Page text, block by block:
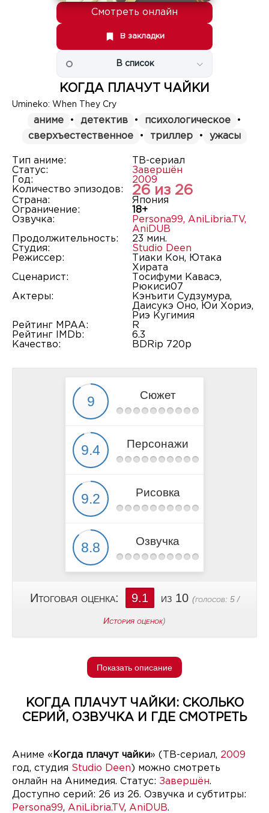
Смотреть онлайн
В закладки
В список
КОГДА ПЛАЧУТ ЧАЙКИ
Umineko: When They Cry
аниме • детектив • психологическое
•
сверхъестественное
• триллер • ужасы
Тип аниме:
ТВ-сериал
Статус:
Завершён
Год:
2009
Количество эпизодов:
26 из 26
Страна:
Япония
Ограничение:
18+
Озвучка:
Persona99, AniLibria.TV,
AniDUB
Продолжительность:
23 мин.
Студия:
Studio Deen
Режиссер:
Тиаки Кон, Ютака
Хирата
Сценарист:
Тосифуми Кавасэ,
Рюкиси07
Актеры:
Кэнъити Судзумура,
Даисукэ Оно, Юи Хориэ,
Риэ Кугимия
Рейтинг MPAA:
R
Рейтинг IMDb:
6.3
Качество:
BDRip 720p
Сюжет
Персонажи
Рисовка
Озвучка
Итоговая оценка: 9.1 из 10 (голосов: 5/
История оценок)
Показать описание
КОГДА ПЛАЧУТ ЧАЙКИ: СКОЛЬКО
СЕРИЙ, ОЗВУЧКА И ГДЕ СМОТРЕТЬ
Аниме « Когда плачут чайки» (ТВ-сериал, 2009
год, студия Studio Deen ) можно смотреть
онлайн на Анимедия. Статус: Завершён.
Доступно серий: 26 из 26. Озвучка и субтитры:
Persona99, AniLibria.TV, AniDUB.